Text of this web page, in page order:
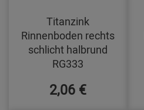
Titanzink
Rinnenboden rechts
schlicht halbrund
RG333
2,06 €